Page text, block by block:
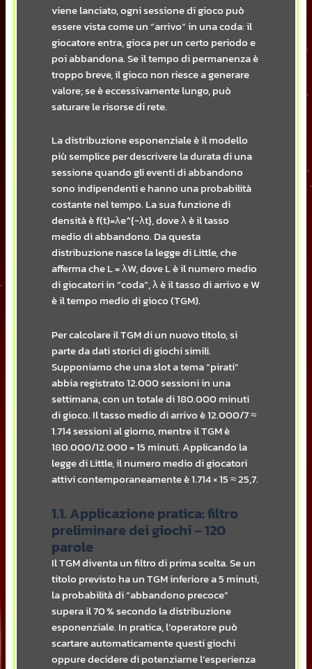
viene lanciato, ogni sessione di gioco può
essere vista come un “arrivo” in una coda: il
giocatore entra, gioca per un certo periodo e
poi abbandona. Se il tempo di permanenza è
troppo breve, il gioco non riesce a generare
valore; se è eccessivamente lungo, può
saturare le risorse di rete.
La distribuzione esponenziale è il modello
più semplice per descrivere la durata di una
sessione quando gli eventi di abbandono
sono indipendenti e hanno una probabilità
costante nel tempo. La sua funzione di
densità è f(t)=λe^{-λt}, dove λ è il tasso
medio di abbandono. Da questa
distribuzione nasce la legge di Little, che
afferma che L = λW, dove L è il numero medio
di giocatori in “coda”, λ è il tasso di arrivo e W
è il tempo medio di gioco (TGM).
Per calcolare il TGM di un nuovo titolo, si
parte da dati storici di giochi simili.
Supponiamo che una slot a tema “pirati”
abbia registrato 12.000 sessioni in una
settimana, con un totale di 180.000 minuti
di gioco. Il tasso medio di arrivo è 12.000/7 ≈
1.714 sessioni al giorno, mentre il TGM è
180.000/12.000 = 15 minuti. Applicando la
legge di Little, il numero medio di giocatori
attivi contemporaneamente è 1.714 × 15 ≈ 25,7.
1.1. Applicazione pratica: filtro
preliminare dei giochi – 120
parole
Il TGM diventa un filtro di prima scelta. Se un
titolo previsto ha un TGM inferiore a 5 minuti,
la probabilità di “abbandono precoce”
supera il 70 % secondo la distribuzione
esponenziale. In pratica, l’operatore può
scartare automaticamente questi giochi
oppure decidere di potenziarne l’esperienza